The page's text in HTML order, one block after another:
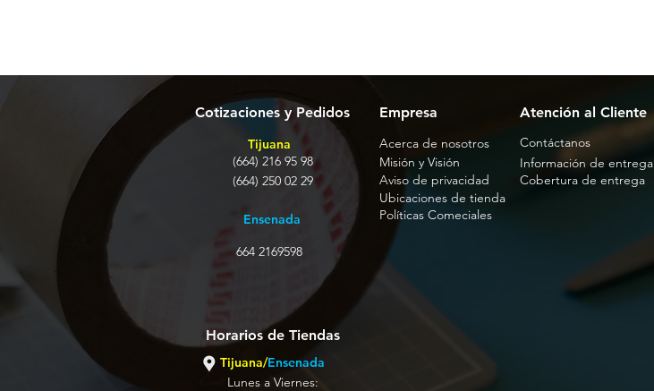
Cotizaciones y Pedidos
Tijuana
(664) 216 95 98
(664) 250 02 29
Ensenada
Empresa
Acerca de nosotros
Misión y Visión
Aviso de privacidad
Ubicaciones de tienda
Atención al Cliente
Contáctanos
Información de entrega
Cobertura de entrega
Políticas Comeciales
664 2169598
Horarios de Tiendas
Tijuana/Ensenada
Lunes a Viernes: